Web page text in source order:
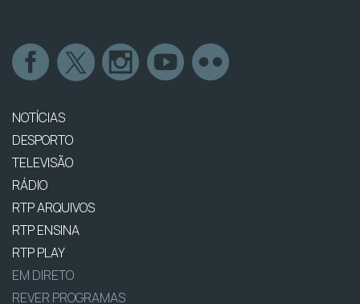
NOTÍCIAS
DESPORTO
TELEVISÃO
RÁDIO
RTP ARQUIVOS
RTP ENSINA
RTP PLAY
EM DIRETO
REVER PROGRAMAS